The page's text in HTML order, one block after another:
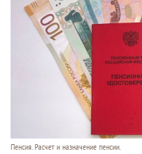
Пенсия. Расчет и назначение пенсии.